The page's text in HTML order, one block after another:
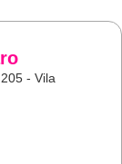
- Vila